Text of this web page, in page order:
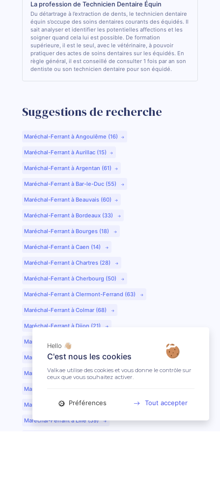
La profession de Technicien Dentaire Équin
Du détartrage à l’extraction de dents, le technicien dentaire
équin s’occupe des soins dentaires courants des équidés. Il
sait analyser et identifier les potentielles affections et les
soigner quand cela lui est possible. De formation
supérieure, il est le seul, avec le vétérinaire, à pouvoir
pratiquer des actes de soins dentaires sur les équidés. En
règle général, il est conseillé de consulter 1 fois par an son
dentiste ou son technicien dentaire pour son équidé.
Suggestions de recherche
Maréchal-Ferrant à Angoulême (16)
Maréchal-Ferrant à Aurillac (15)
Maréchal-Ferrant à Argentan (61)
Maréchal-Ferrant à Bar-le-Duc (55)
Maréchal-Ferrant à Beauvais (60)
Maréchal-Ferrant à Bordeaux (33)
Maréchal-Ferrant à Bourges (18)
Maréchal-Ferrant à Caen (14)
Maréchal-Ferrant à Chartres (28)
Maréchal-Ferrant à Cherbourg (50)
Maréchal-Ferrant à Clermont-Ferrand (63)
Maréchal-Ferrant à Colmar (68)
Maréchal-Ferrant à Dijon (21)
Maréchal-Ferrant à Evreux (27)
Maréchal-Ferrant à Fontainebleau (77)
Maréchal-Ferrant à Grenoble (38)
Maréchal-Ferrant à Guéret (23)
Maréchal-Ferrant au Mans (72)
Maréchal-Ferrant à Lille (59)
Hello 👋🏼
C'est nous les cookies
Valkae utilise des cookies et vous donne le contrôle sur
ceux que vous souhaitez activer.
Préférences Tout accepter